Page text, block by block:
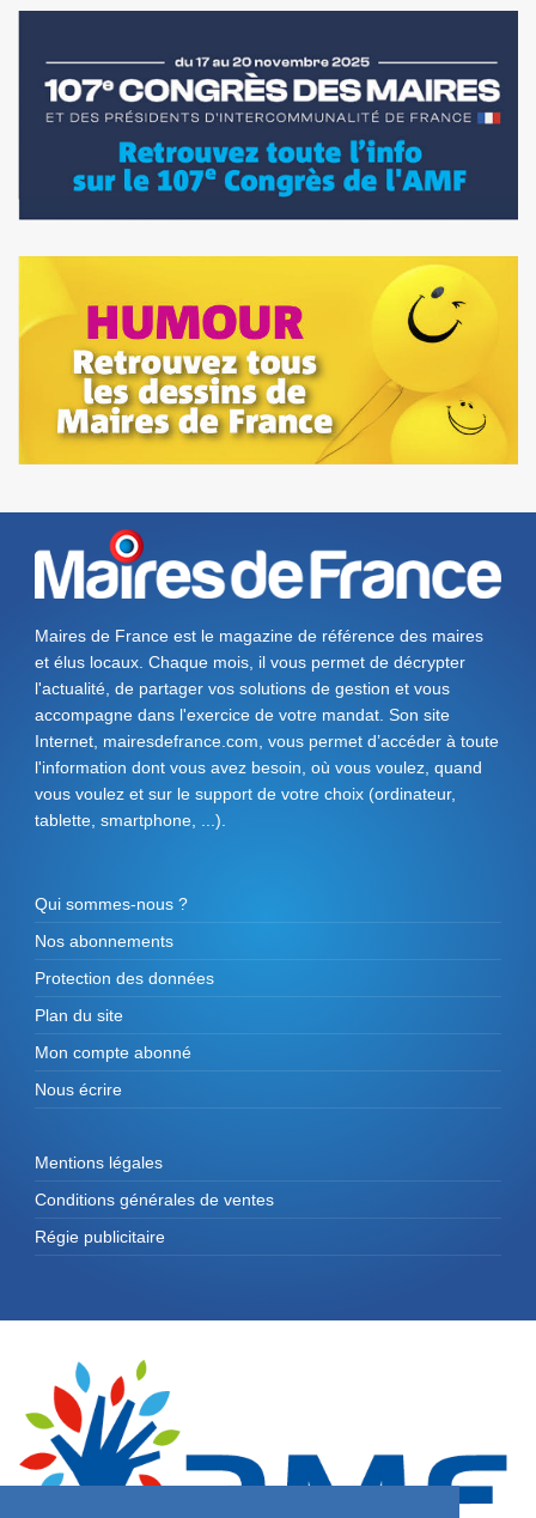
Maires de France est le magazine de référence des maires
et élus locaux. Chaque mois, il vous permet de décrypter
l'actualité, de partager vos solutions de gestion et vous
accompagne dans l'exercice de votre mandat. Son site
Internet, mairesdefrance.com, vous permet d’accéder à toute
l'information dont vous avez besoin, où vous voulez, quand
vous voulez et sur le support de votre choix (ordinateur,
tablette, smartphone, ...).
Qui sommes-nous ?
Nos abonnements
Protection des données
Plan du site
Mon compte abonné
Nous écrire
Mentions légales
Conditions générales de ventes
Régie publicitaire